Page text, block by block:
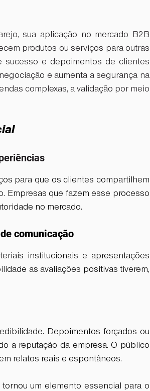
sua aplicação no mercado B2B
produtos ou serviços para outras
sucesso e depoimentos de clientes
e aumenta a segurança na
complexas, a validação por meio
para que os clientes compartilhem
Empresas que fazem esse processo
no mercado.
comunicação
institucionais e apresentações
as avaliações positivas tiverem,
Depoimentos forçados ou
a reputação da empresa. O público
relatos reais e espontâneos.
um elemento essencial para o